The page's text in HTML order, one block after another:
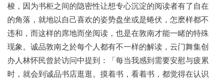
梭，因为书柜之间的隐密性让想专心沉淀的阅读者有了自在
的角落，就地以自己喜欢的姿势盘坐或是蜷伏，怎麽样都不
违和，而这样的席地而坐阅读，也是在敦南才能一睹的特殊
现象。诚品敦南之於每个人都有不一样的解读，云门舞集创
办人林怀民曾於访问中提到：「每当我感到需要安慰与疲累
时，就会到诚品书店逛逛。摸着书，看着书，都觉得在认识